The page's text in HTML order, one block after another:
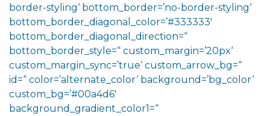
border-styling‘ bottom_border=’no-border-styling‘
bottom_border_diagonal_color=’#333333′
bottom_border_diagonal_direction=“
bottom_border_style=“ custom_margin=’20px‘
custom_margin_sync=’true‘ custom_arrow_bg=“
id=“ color=’alternate_color‘ background=’bg_color‘
custom_bg=’#00a4d6′
background_gradient_color1=“